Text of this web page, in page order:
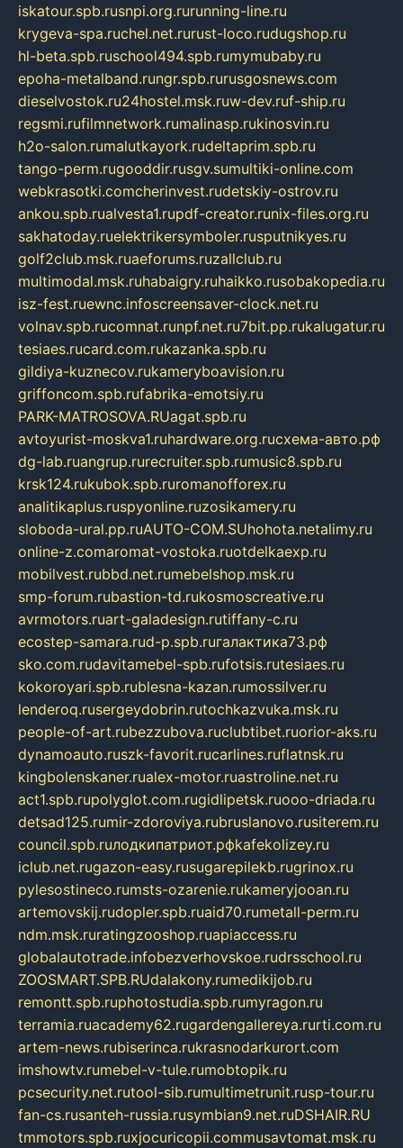
iskatour.spb.rusnpi.org.rurunning-line.ru
krygeva-spa.ruchel.net.rurust-loco.rudugshop.ru
hl-beta.spb.ruschool494.spb.rumymubaby.ru
epoha-metalband.rungr.spb.rurusgosnews.com
dieselvostok.ru24hostel.msk.ruw-dev.ruf-ship.ru
regsmi.rufilmnetwork.rumalinasp.rukinosvin.ru
h2o-salon.rumalutkayork.rudeltaprim.spb.ru
tango-perm.rugooddir.rusgv.sumultiki-online.com
webkrasotki.comcherinvest.rudetskiy-ostrov.ru
ankou.spb.rualvesta1.rupdf-creator.runix-files.org.ru
sakhatoday.ruelektrikersymboler.rusputnikyes.ru
golf2club.msk.ruaeforums.ruzallclub.ru
multimodal.msk.ruhabaigry.ruhaikko.rusobakopedia.ru
isz-fest.ruewnc.infoscreensaver-clock.net.ru
volnav.spb.rucomnat.runpf.net.ru7bit.pp.rukalugatur.ru
tesiaes.rucard.com.rukazanka.spb.ru
gildiya-kuznecov.rukameryboavision.ru
griffoncom.spb.rufabrika-emotsiy.ru
PARK-MATROSOVA.RUagat.spb.ru
avtoyurist-moskva1.ruhardware.org.ruсхема-авто.рф
dg-lab.ruangrup.rurecruiter.spb.rumusic8.spb.ru
krsk124.rukubok.spb.ruromanofforex.ru
analitikaplus.ruspyonline.ruzosikamery.ru
sloboda-ural.pp.ruAUTO-COM.SUhohota.netalimy.ru
online-z.comaromat-vostoka.ruotdelkaexp.ru
mobilvest.rubbd.net.rumebelshop.msk.ru
smp-forum.rubastion-td.rukosmoscreative.ru
avrmotors.ruart-galadesign.rutiffany-c.ru
ecostep-samara.rud-p.spb.ruгалактика73.рф
sko.com.rudavitamebel-spb.rufotsis.rutesiaes.ru
kokoroyari.spb.rublesna-kazan.rumossilver.ru
lenderoq.rusergeydobrin.rutochkazvuka.msk.ru
people-of-art.rubezzubova.ruclubtibet.ruorior-aks.ru
dynamoauto.ruszk-favorit.rucarlines.ruflatnsk.ru
kingbolenskaner.rualex-motor.ruastroline.net.ru
act1.spb.rupolyglot.com.rugidlipetsk.ruooo-driada.ru
detsad125.rumir-zdoroviya.rubruslanovo.rusiterem.ru
council.spb.ruлодкипатриот.рфkafekolizey.ru
iclub.net.rugazon-easy.rusugarepilekb.rugrinox.ru
pylesostineco.rumsts-ozarenie.rukameryjooan.ru
artemovskij.rudopler.spb.ruaid70.rumetall-perm.ru
ndm.msk.ruratingzooshop.ruapiaccess.ru
globalautotrade.infobezverhovskoe.rudrsschool.ru
ZOOSMART.SPB.RUdalakony.rumedikijob.ru
remontt.spb.ruphotostudia.spb.rumyragon.ru
terramia.ruacademy62.rugardengallereya.rurti.com.ru
artem-news.rubiserinca.rukrasnodarkurort.com
imshowtv.rumebel-v-tule.rumobtopik.ru
pcsecurity.net.rutool-sib.rumultimetrunit.rusp-tour.ru
fan-cs.rusanteh-russia.rusymbian9.net.ruDSHAIR.RU
tmmotors.spb.ruxjocuricopii.commusavtomat.msk.ru